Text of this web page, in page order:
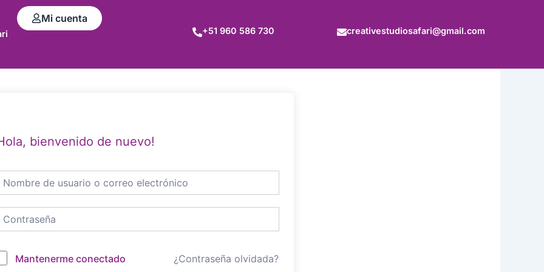
+51 960 586 730 creativestudiosafari@gmail.com
Mi cuenta
bienvenido de nuevo!
Mantenerme conectado ¿Contraseña olvidada?